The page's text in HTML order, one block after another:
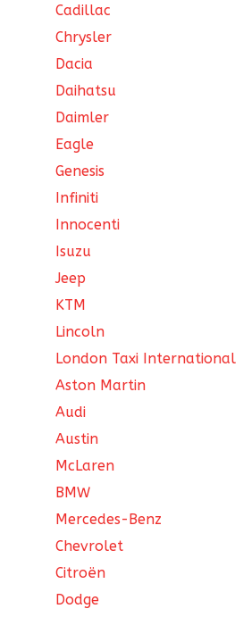
Cadillac
Chrysler
Dacia
Daihatsu
Daimler
Eagle
Genesis
Infiniti
Innocenti
Isuzu
Jeep
KTM
Lincoln
London Taxi International
Aston Martin
Audi
Austin
McLaren
BMW
Mercedes-Benz
Chevrolet
Citroën
Dodge